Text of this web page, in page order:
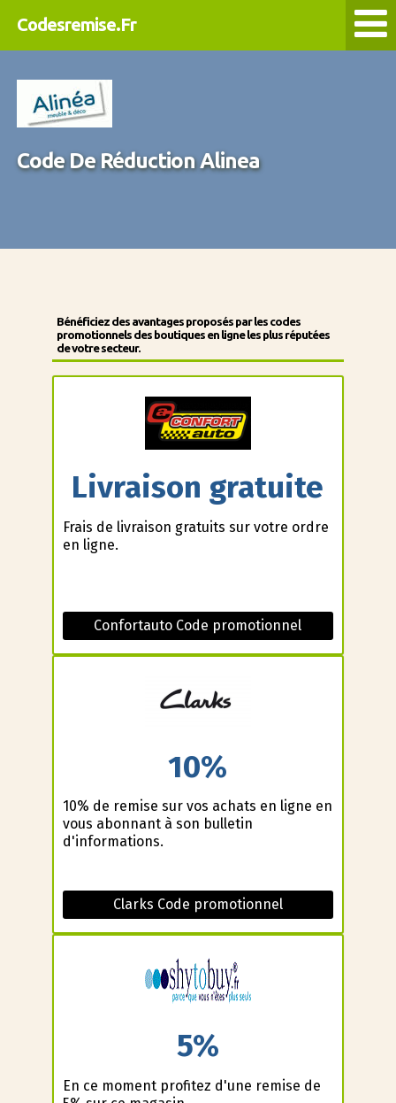
Codesremise.Fr
Code De Réduction Alinea
Bénéficiez des avantages proposés par les codes
promotionnels des boutiques en ligne les plus réputées
de votre secteur.
Livraison gratuite
Frais de livraison gratuits sur votre ordre
en ligne.
Confortauto Code promotionnel
10%
10% de remise sur vos achats en ligne en
vous abonnant à son bulletin
d'informations.
Clarks Code promotionnel
5%
En ce moment profitez d'une remise de